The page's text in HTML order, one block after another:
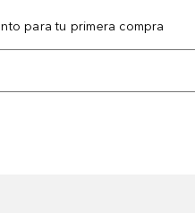
para tu primera compra